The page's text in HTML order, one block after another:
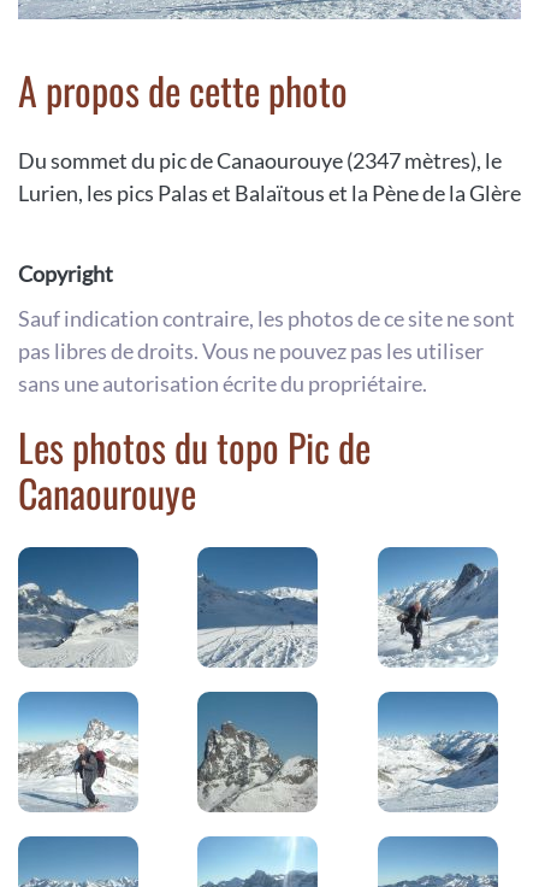
A propos de cette photo
Du sommet du pic de Canaourouye (2347 mètres), le
Lurien, les pics Palas et Balaïtous et la Pène de la Glère
Copyright
Sauf indication contraire, les photos de ce site ne sont
pas libres de droits. Vous ne pouvez pas les utiliser
sans une autorisation écrite du propriétaire.
Les photos du topo Pic de
Canaourouye